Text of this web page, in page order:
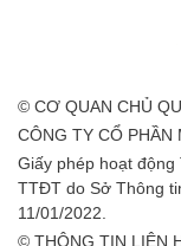
© CƠ QUAN CHỦ
CÔNG TY CỔ PHẦN
Giấy phép hoạt
TTĐT do Sở Thông
11/01/2022.
© THÔNG TIN LIÊN